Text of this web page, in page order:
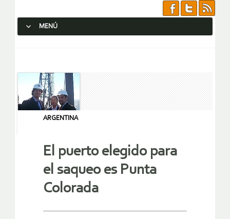
MENÚ
ARGENTINA
El puerto elegido para
el saqueo es Punta
Colorada